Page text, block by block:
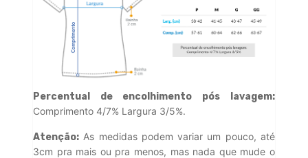
Percentual de encolhimento pós lavagem:
Comprimento 4/7% Largura 3/5%.
Atenção: As medidas podem variar um pouco, até
3cm pra mais ou pra menos, mas nada que mude o